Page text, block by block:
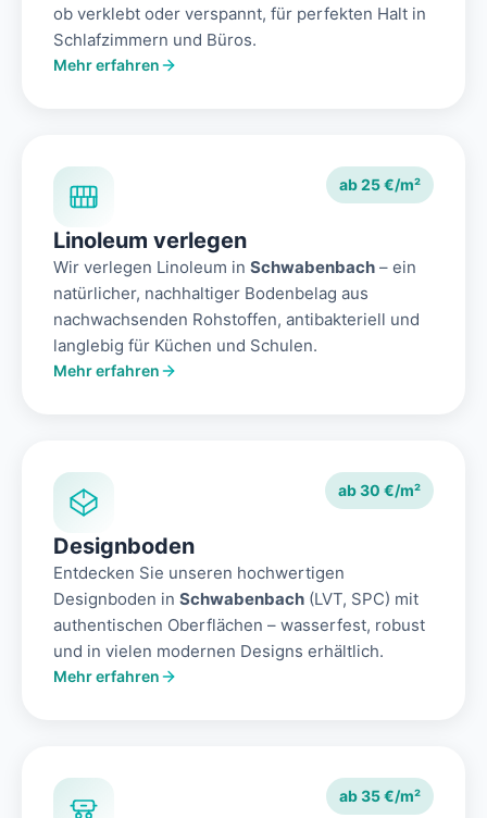
ob verklebt oder verspannt, für perfekten Halt in
Schlafzimmern und Büros.
Mehr erfahren
ab 25 €/m²
Linoleum verlegen
Wir verlegen Linoleum in Schwabenbach – ein
natürlicher, nachhaltiger Bodenbelag aus
nachwachsenden Rohstoffen, antibakteriell und
langlebig für Küchen und Schulen.
Mehr erfahren
ab 30 €/m²
Designboden
Entdecken Sie unseren hochwertigen
Designboden in Schwabenbach (LVT, SPC) mit
authentischen Oberflächen – wasserfest, robust
und in vielen modernen Designs erhältlich.
Mehr erfahren
ab 35 €/m²